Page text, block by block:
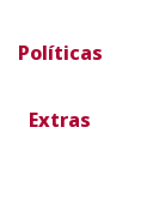
Políticas
Extras